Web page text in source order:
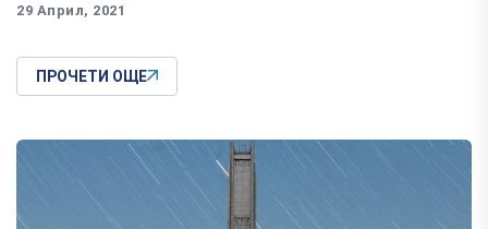
29 Април, 2021
ПРОЧЕТИ ОЩЕ